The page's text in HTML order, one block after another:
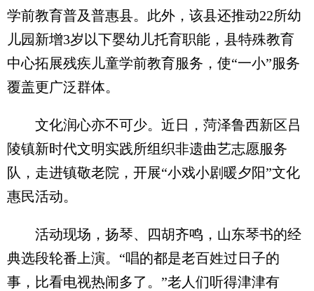
学前教育普及普惠县。此外，该县还推动22所幼
儿园新增3岁以下婴幼儿托育职能，县特殊教育
中心拓展残疾儿童学前教育服务，使“一小”服务
覆盖更广泛群体。
文化润心亦不可少。近日，菏泽鲁西新区吕
陵镇新时代文明实践所组织非遗曲艺志愿服务
队，走进镇敬老院，开展“小戏小剧暖夕阳”文化
惠民活动。
活动现场，扬琴、四胡齐鸣，山东琴书的经
典选段轮番上演。“唱的都是老百姓过日子的
事，比看电视热闹多了。”老人们听得津津有